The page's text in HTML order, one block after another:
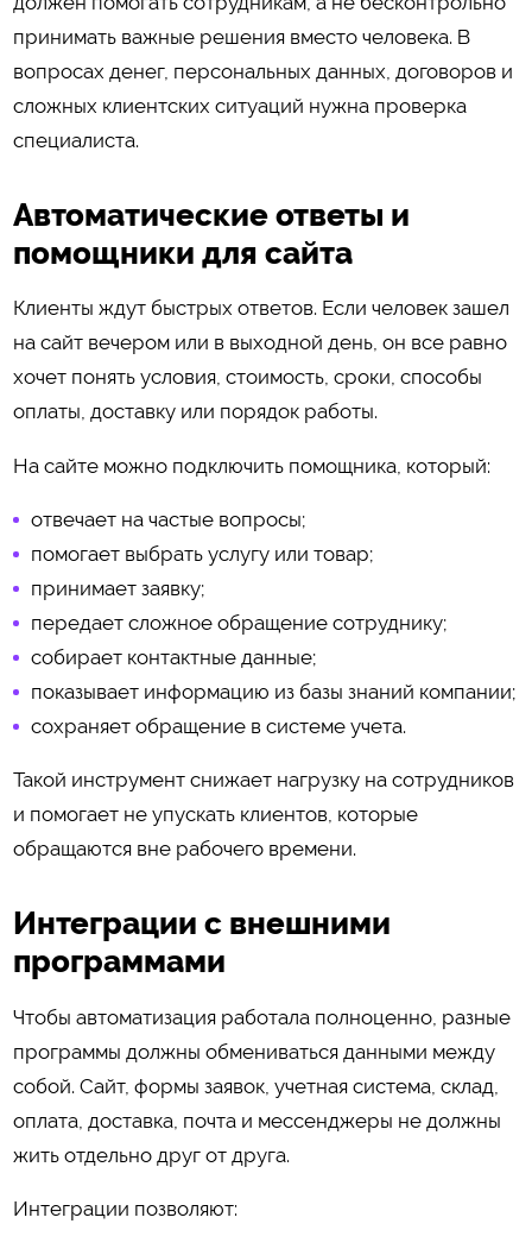
принимать важные решения вместо человека. В
вопросах денег, персональных данных, договоров и
сложных клиентских ситуаций нужна проверка
специалиста.
Автоматические ответы и
помощники для сайта
Клиенты ждут быстрых ответов. Если человек зашел
на сайт вечером или в выходной день, он все равно
хочет понять условия, стоимость, сроки, способы
оплаты, доставку или порядок работы.
На сайте можно подключить помощника, который:
отвечает на частые вопросы;
помогает выбрать услугу или товар;
принимает заявку;
передает сложное обращение сотруднику;
собирает контактные данные;
показывает информацию из базы знаний компании;
сохраняет обращение в системе учета.
Такой инструмент снижает нагрузку на сотрудников
и помогает не упускать клиентов, которые
обращаются вне рабочего времени.
Интеграции с внешними
программами
Чтобы автоматизация работала полноценно, разные
программы должны обмениваться данными между
собой. Сайт, формы заявок, учетная система, склад,
оплата, доставка, почта и мессенджеры не должны
жить отдельно друг от друга.
Интеграции позволяют: